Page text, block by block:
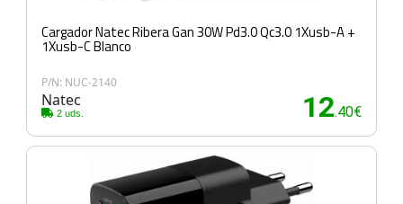
Cargador Natec Ribera Gan 30W Pd3.0 Qc3.0 1Xusb-A +
1Xusb-C Blanco
P/N: NUC-2140
Natec
2 uds. 12.40€